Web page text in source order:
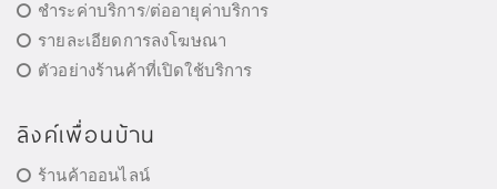
ชำระค่าบริการ/ต่ออายุค่าบริการ
รายละเอียดการลงโฆษณา
ตัวอย่างร้านค้าที่เปิดใช้บริการ
ลิงค์เพื่อนบ้าน
ร้านค้าออนไลน์